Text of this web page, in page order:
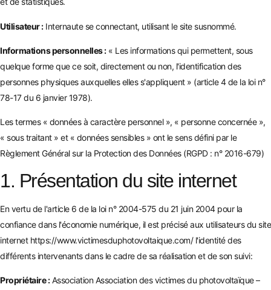
Utilisateur :Internaute se connectant, utilisant le site susnommé.
Informations personnelles :« Les informations qui permettent, sous
quelque forme que ce soit, directement ou non, l'identification des
personnes physiques auxquelles elles s'appliquent » (article 4 de la loi n°
78-17 du 6 janvier 1978).
Les termes « données à caractère personnel », « personne concernée »,
« sous traitant » et « données sensibles » ont le sens défini par le
Règlement Général sur la Protection des Données (RGPD : n° 2016-679)
1. Présentation du site internet
En vertu de l'article 6 de la loi n° 2004-575 du 21 juin 2004 pour la
confiance dans l'économie numérique, il est précisé aux utilisateurs du site
internet https://www.victimesduphotovoltaique.com/l'identité des
différents intervenants dans le cadre de sa réalisation et de son suivi:
Propriétaire :Association Association des victimes du photovoltaïque –